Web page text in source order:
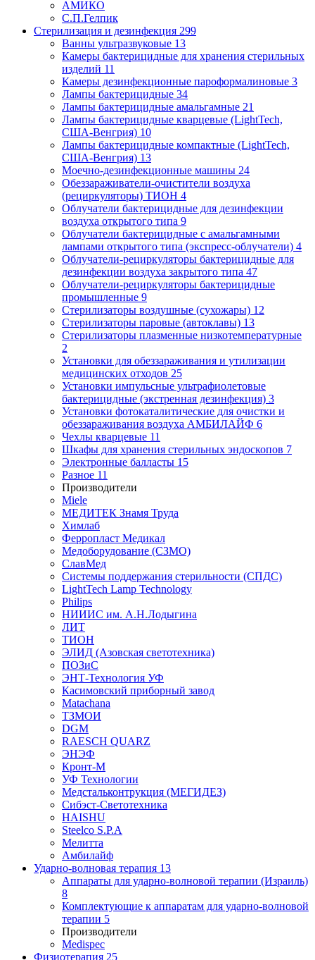
АМИКО
С.П.Гелпик
Стерилизация и дезинфекция 299
Ванны ультразвуковые 13
Камеры бактерицидные для хранения стерильных
изделий 11
Камеры дезинфекционные пароформалиновые 3
Лампы бактерицидные 34
Лампы бактерицидные амальгамные 21
Лампы бактерицидные кварцевые (LightTech,
США-Венгрия) 10
Лампы бактерицидные компактные (LightTech,
США-Венгрия) 13
Моечно-дезинфекционные машины 24
Обеззараживатели-очистители воздуха
(рециркуляторы) ТИОН 4
Облучатели бактерицидные для дезинфекции
воздуха открытого типа 9
Облучатели бактерицидные с амальгамными
лампами открытого типа (экспресс-облучатели) 4
Облучатели-рециркуляторы бактерицидные для
дезинфекции воздуха закрытого типа 47
Облучатели-рециркуляторы бактерицидные
промышленные 9
Стерилизаторы воздушные (сухожары) 12
Стерилизаторы паровые (автоклавы) 13
Стерилизаторы плазменные низкотемпературные
2
Установки для обеззараживания и утилизации
медицинских отходов 25
Установки импульсные ультрафиолетовые
бактерицидные (экстренная дезинфекция) 3
Установки фотокаталитические для очистки и
обеззараживания воздуха АМБИЛАЙФ 6
Чехлы кварцевые 11
Шкафы для хранения стерильных эндоскопов 7
Электронные балласты 15
Разное 11
Производители
Miele
МЕДИТЕК Знамя Труда
Химлаб
Ферропласт Медикал
Медоборудование (СЗМО)
СлавМед
Системы поддержания стерильности (СПДС)
LightTech Lamp Technology
Philips
НИИИС им. А.Н.Лодыгина
ЛИТ
ТИОН
ЭЛИД (Азовская светотехника)
ПОЗиС
ЭНТ-Технология УФ
Касимовский приборный завод
Matachana
ТЗМОИ
DGM
RAESCH QUARZ
ЭНЭФ
Кронт-М
УФ Технологии
Медстальконтрукция (МЕГИДЕЗ)
Сибэст-Светотехника
HAISHU
Steelco S.P.A
Мелитта
Амбилайф
Ударно-волновая терапия 13
Аппараты для ударно-волновой терапии (Израиль)
8
Комплектующие к аппаратам для ударно-волновой
терапии 5
Производители
Medispec
Физиотерапия 25